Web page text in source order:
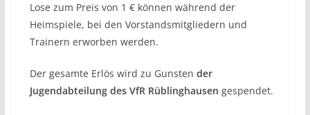
Lose zum Preis von 1 € können während der
Heimspiele, bei den Vorstandsmitgliedern und
Trainern erworben werden.
Der gesamte Erlös wird zu Gunsten der
Jugendabteilung des VfR Rüblinghausen gespendet.